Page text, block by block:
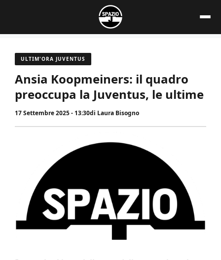
contenuto
ULTIM'ORA JUVENTUS
Ansia Koopmeiners: il quadro
preoccupa la Juventus, le ultime
17 Settembre 2025 - 13:30di Laura Bisogno